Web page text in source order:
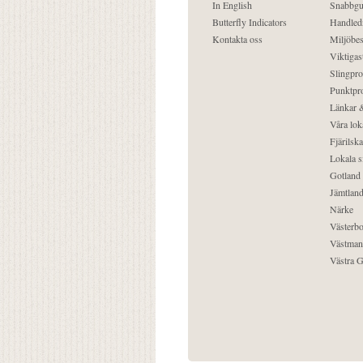
In English
Butterfly Indicators
Kontakta oss
Länkar
Våra
Lokala
Gotland
Jämtland
Närke
Västra